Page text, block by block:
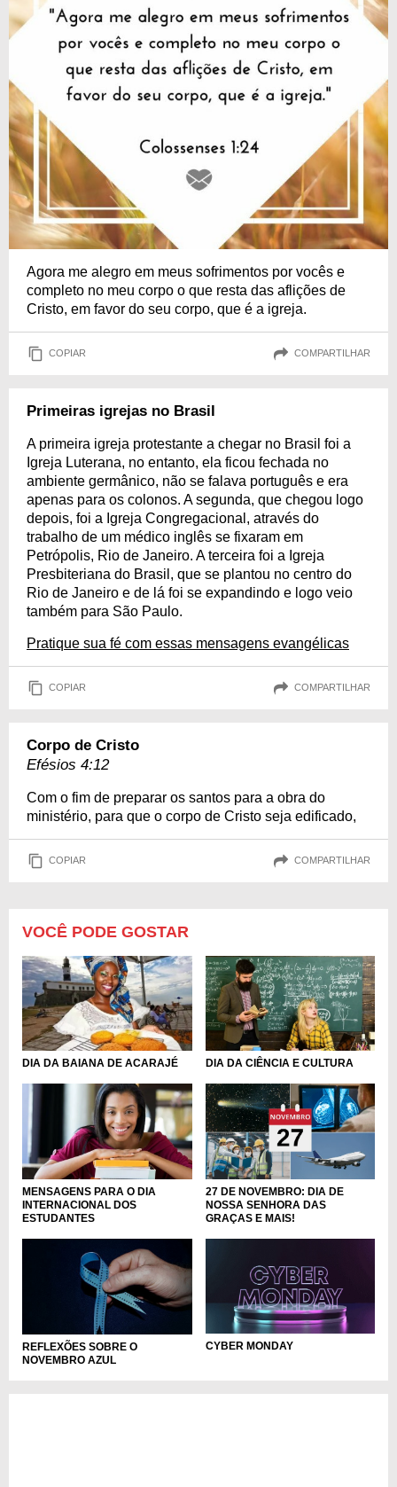
Agora me alegro em meus sofrimentos por vocês e
completo no meu corpo o que resta das aflições de
Cristo, em favor do seu corpo, que é a igreja.
COPIAR COMPARTILHAR
Primeiras igrejas no Brasil
A primeira igreja protestante a chegar no Brasil foi a
Igreja Luterana, no entanto, ela ficou fechada no
ambiente germânico, não se falava português e era
apenas para os colonos. A segunda, que chegou logo
depois, foi a Igreja Congregacional, através do
trabalho de um médico inglês se fixaram em
Petrópolis, Rio de Janeiro. A terceira foi a Igreja
Presbiteriana do Brasil, que se plantou no centro do
Rio de Janeiro e de lá foi se expandindo e logo veio
também para São Paulo.
Pratique sua fé com essas mensagens evangélicas
COPIAR COMPARTILHAR
Corpo de Cristo
Efésios 4:12
Com o fim de preparar os santos para a obra do
ministério, para que o corpo de Cristo seja edificado,
COPIAR COMPARTILHAR
VOCÊ PODE GOSTAR
DIA DA BAIANA DE ACARAJÉ DIA DA CIÊNCIA E CULTURA
MENSAGENS PARA O DIA
INTERNACIONAL DOS
ESTUDANTES
27 DE NOVEMBRO: DIA DE
NOSSA SENHORA DAS
GRAÇAS E MAIS!
REFLEXÕES SOBRE O
NOVEMBRO AZUL
CYBER MONDAY